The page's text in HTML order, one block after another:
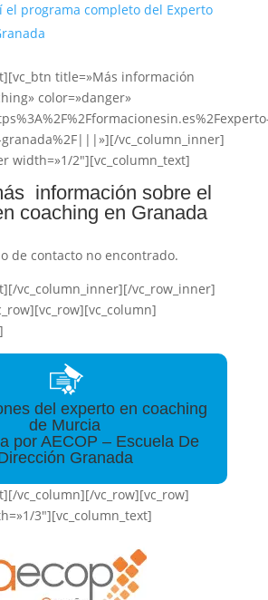
el programa completo del Experto
title=»Más información
color=»danger»
vc_column_inner]
width=»1/2″][vc_column_text]
información sobre el
coaching en Granada
de contacto no encontrado.
vc_column_inner][/vc_row_inner]
del experto en coaching
de Murcia
por AECOP – Escuela De
Granada
vc_column][/vc_row][vc_row]
3″][vc_column_text]